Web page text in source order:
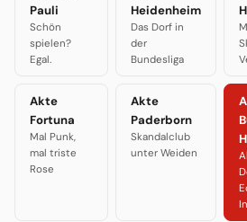
Pauli
Schön
spielen?
Egal.
Heidenheim
Das Dorf in
der
Bundesliga
Akte
Fortuna
Mal Punk,
mal triste
Rose
Akte
Paderborn
Skandalclub
unter Weiden